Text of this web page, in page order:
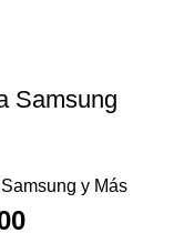
Samsung
y Más